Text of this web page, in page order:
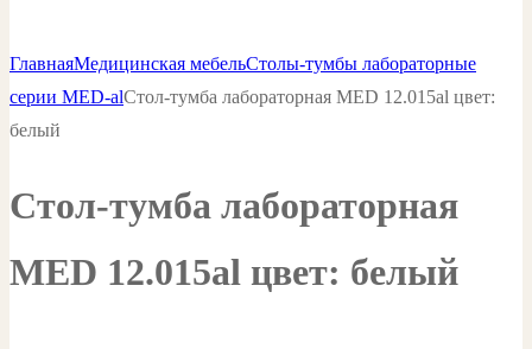
ГлавнаяМедицинская мебельСтолы-тумбы лабораторные
серии MED-alСтол-тумба лабораторная MED 12.015al цвет:
белый
Стол-тумба лабораторная
MED 12.015al цвет: белый